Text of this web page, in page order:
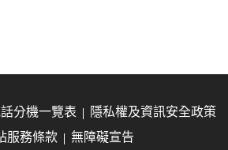
分機一覽表
隱私權及資訊安全政策
服務條款
無障礙宣告